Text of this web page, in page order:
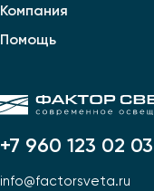
+7 960 123 02 03
info@factorsveta.ru
Компания
Помощь